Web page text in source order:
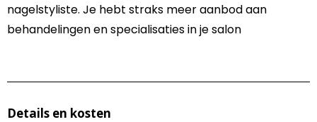
nagelstyliste. Je hebt straks meer aanbod aan
behandelingen en specialisaties in je salon
Details en kosten